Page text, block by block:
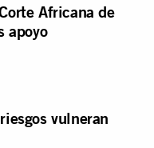
Africana de
apoyo
vulneran